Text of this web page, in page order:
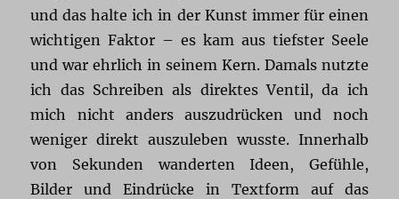
und das halte ich in der Kunst immer für einen
wichtigen Faktor – es kam aus tiefster Seele
und war ehrlich in seinem Kern. Damals nutzte
ich das Schreiben als direktes Ventil, da ich
mich nicht anders auszudrücken und noch
weniger direkt auszuleben wusste. Innerhalb
von Sekunden wanderten Ideen, Gefühle,
Bilder und Eindrücke in Textform auf das